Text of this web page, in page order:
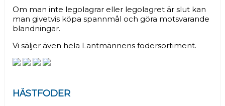
Om man inte legolagrar eller legolagret är slut kan
man givetvis köpa spannmål och göra motsvarande
blandningar.
Vi säljer även hela Lantmännens fodersortiment.
HÄSTFODER